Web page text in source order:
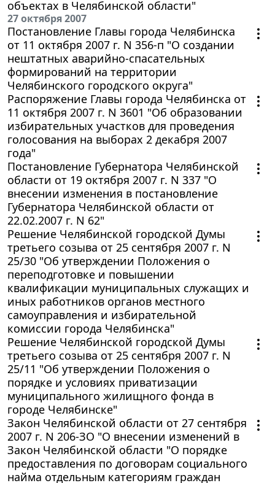
объектах в Челябинской области"
27 октября 2007
Постановление Главы города Челябинска
от 11 октября 2007 г. N 356-п "О создании
нештатных аварийно-спасательных
формирований на территории
Челябинского городского округа"
Распоряжение Главы города Челябинска от
11 октября 2007 г. N 3601 "Об образовании
избирательных участков для проведения
голосования на выборах 2 декабря 2007
года"
Постановление Губернатора Челябинской
области от 19 октября 2007 г. N 337 "О
внесении изменения в постановление
Губернатора Челябинской области от
22.02.2007 г. N 62"
Решение Челябинской городской Думы
третьего созыва от 25 сентября 2007 г. N
25/30 "Об утверждении Положения о
переподготовке и повышении
квалификации муниципальных служащих и
иных работников органов местного
самоуправления и избирательной
комиссии города Челябинска"
Решение Челябинской городской Думы
третьего созыва от 25 сентября 2007 г. N
25/11 "Об утверждении Положения о
порядке и условиях приватизации
муниципального жилищного фонда в
городе Челябинске"
Закон Челябинской области от 27 сентября
2007 г. N 206-ЗО "О внесении изменений в
Закон Челябинской области "О порядке
предоставления по договорам социального
найма отдельным категориям граждан